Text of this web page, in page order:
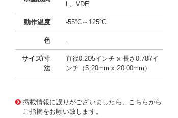
L、VDE
動作温度 -55°C～125°C
色 -
サイズ/寸
法
直径0.205インチ x 長さ0.787イ
ンチ（5.20mm x 20.00mm）
掲載情報に誤りがございましたら、こちらから
ご指摘をお願い致します。